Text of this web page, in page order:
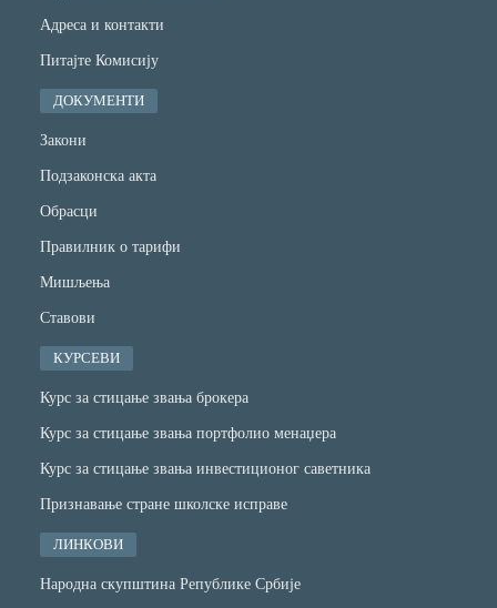
Адреса и контакти
Питајте Комисију
ДОКУМЕНТИ
Закони
Подзаконска акта
Обрасци
Правилник о тарифи
Мишљења
Ставови
КУРСЕВИ
Курс за стицање звања брокера
Курс за стицање звања портфолио менаџера
Курс за стицање звања инвестиционог саветника
Признавање стране школске исправе
ЛИНКОВИ
Народна скупштина Републике Србије